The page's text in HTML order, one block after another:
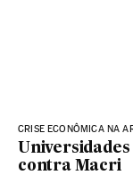
CRISE ECONÔMICA NA
contra Macri